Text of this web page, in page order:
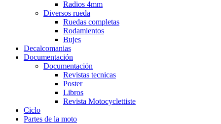
Radios 4mm
Diversos rueda
Ruedas completas
Rodamientos
Bujes
Decalcomanias
Documentación
Documentación
Revistas tecnicas
Poster
Libros
Revista Motocyclettiste
Ciclo
Partes de la moto